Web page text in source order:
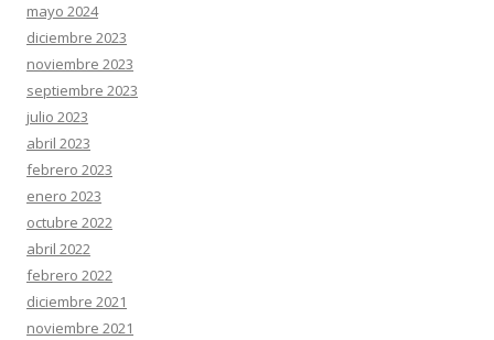
mayo 2024
diciembre 2023
noviembre 2023
septiembre 2023
julio 2023
abril 2023
febrero 2023
enero 2023
octubre 2022
abril 2022
febrero 2022
diciembre 2021
noviembre 2021